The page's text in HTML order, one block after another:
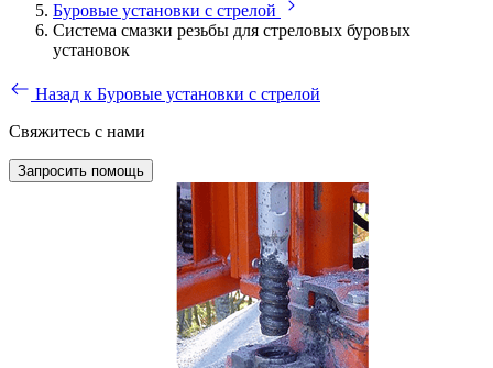
Буровые установки с стрелой
Система смазки резьбы для стреловых буровых
установок
Назад к Буровые установки с стрелой
Свяжитесь с нами
Запросить помощь